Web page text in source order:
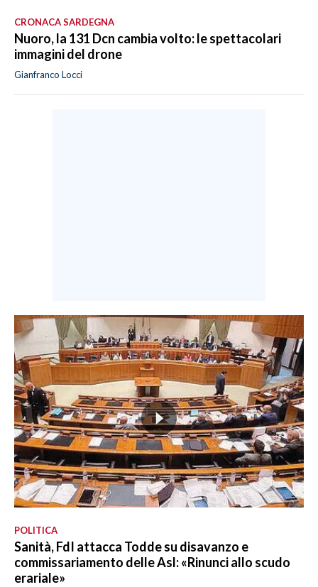
CRONACA SARDEGNA
Nuoro, la 131 Dcn cambia volto: le spettacolari
immagini del drone
Gianfranco Locci
POLITICA
Sanità, FdI attacca Todde su disavanzo e
commissariamento delle Asl: «Rinunci allo scudo
erariale»